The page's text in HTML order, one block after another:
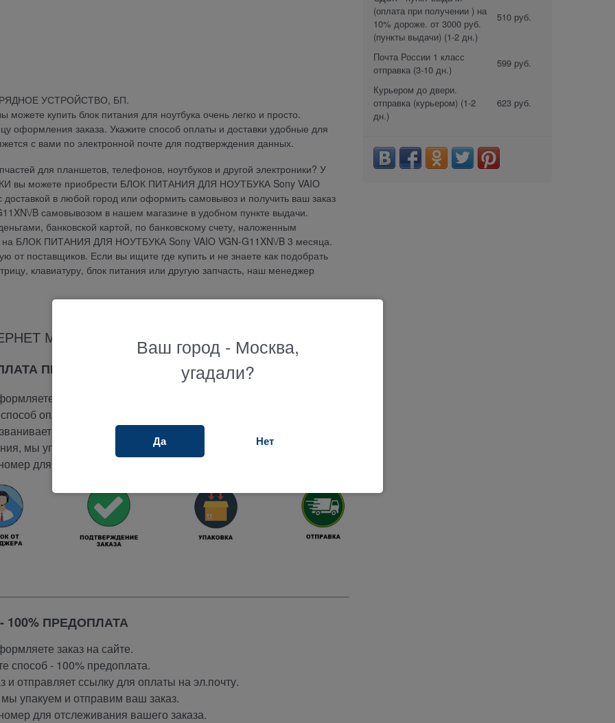
УСТРОЙСТВО, БП.
купить блок питания для ноутбука очень легко и просто.
оформления заказа. Укажите способ оплаты и доставки удобные для
с вами по электронной почте для подтверждения данных.
для планшетов, телефонов, ноутбуков и другой электроники? У
вы можете приобрести БЛОК ПИТАНИЯ ДЛЯ НОУТБУКА Sony VAIO
в любой город или оформить самовывоз и получить ваш заказ
B самовывозом в нашем магазине в удобном пункте выдачи.
банковской картой, по банковскому счету, наложенным
на БЛОК ПИТАНИЯ ДЛЯ НОУТБУКА Sony VAIO VGN-G11XN\/B 3 месяца.
поставщиков. Если вы ищите где купить и не знаете как подобрать
клавиатуру, блок питания или другую запчасть, наш менеджер
МАГАЗИНА ТЕРАБАЙТ МАРКЕТ
ПРИ ПОЛУЧЕНИИ
заказ на сайте.
оплаты -
вам и подтверждает заказ.
мы упакуем и отправим ваш заказ.
для отслеживания вашего заказа.
100% ПРЕДОПЛАТА
заказ на сайте.
способ - 100% предоплата.
и отправляет ссылку для оплаты на эл.почту.
упакуем и отправим ваш заказ.
для отслеживания вашего заказа.
(оплата при получении ) на
10% дороже. от 3000 руб.
(пункты выдачи) (1-2 дн.)
510 руб.
Почта России 1 класс
отправка (3-10 дн.)
599 руб.
Курьером до двери.
отправка (курьером) (1-2
дн.)
623 руб.
Ваш город - Москва,
угадали?
Да Нет